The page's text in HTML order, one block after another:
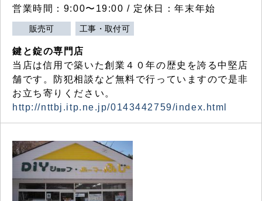
営業時間：9:00〜19:00 / 定休日：年末年始
販売可 工事・取付可
鍵と錠の専門店
当店は信用で築いた創業４０年の歴史を誇る中堅店
舗です。防犯相談など無料で行っていますので是非
お立ち寄りください。
http://nttbj.itp.ne.jp/0143442759/index.html